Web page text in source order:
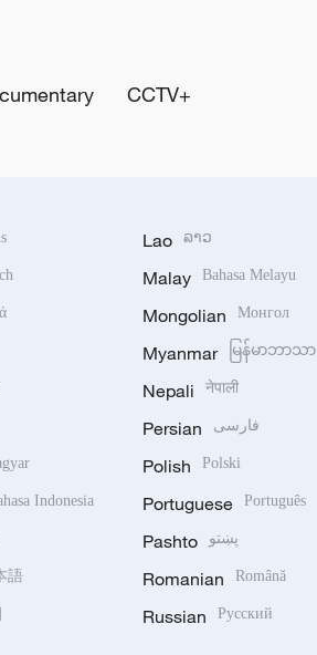
CCTV+
Indonesia
語
Lao ລາວ
Malay Bahasa Melayu
Mongolian Монгол
Myanmar မြန်မာဘာသာ
Nepali नेपाली
Persian فارسی
Polish Polski
Portuguese Português
Pashto پښتو
Romanian Română
Russian Русский